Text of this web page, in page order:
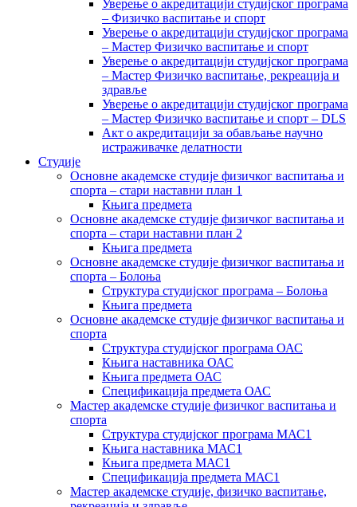
Уверење о акредитацији студијског програма
– Физичко васпитање и спорт
Уверење о акредитацији студијског програма
– Мастер Физичко васпитање и спорт
Уверење о акредитацији студијског програма
– Мастер Физичко васпитање, рекреација и
здравље
Уверење о акредитацији студијског програма
– Мастер Физичко васпитање и спорт – DLS
Акт о акредитацији за обављање научно
истраживачке делатности
Студије
Основне академске студије физичког васпитања и
спорта – стари наставни план 1
Књига предмета
Основне академске студије физичког васпитања и
спорта – стари наставни план 2
Књига предмета
Основне академске студије физичког васпитања и
спорта – Болоња
Структура студијског програма – Болоња
Књига предмета
Основне академске студије физичког васпитања и
спорта
Структура студијског програма ОАС
Књига наставника ОАС
Књига предмета ОАС
Спецификација предмета ОАС
Мастер академске студије физичког васпитања и
спорта
Структура студијског програма МАС1
Књига наставника МАС1
Књига предмета МАС1
Спецификација предмета МАС1
Мастер академске студије, физичко васпитање,